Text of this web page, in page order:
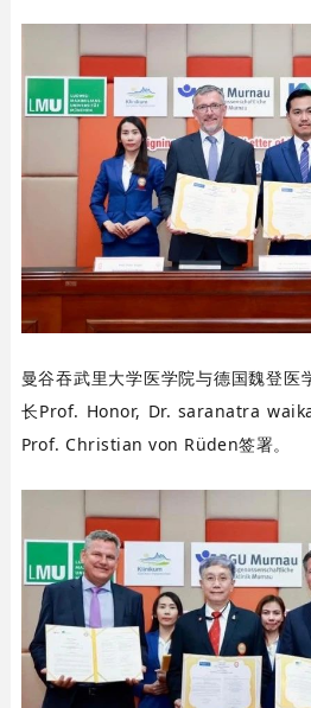
曼谷吞武里大学医学院与德国魏登医
长Prof. Honor, Dr. saranatra
Prof. Christian von Rüden签署。